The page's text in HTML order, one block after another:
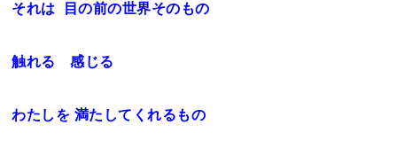
それは 目の前の世界そのもの
触れる 感じる
わたしを 満たしてくれるもの